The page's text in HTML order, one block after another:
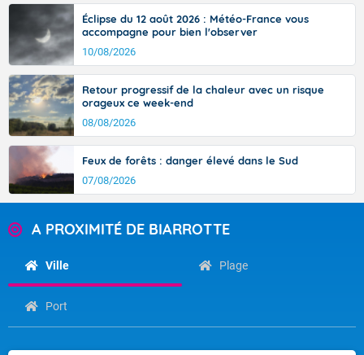
Éclipse du 12 août 2026 : Météo-France vous
accompagne pour bien l'observer
10/08/2026
Retour progressif de la chaleur avec un risque
orageux ce week-end
08/08/2026
Feux de forêts : danger élevé dans le Sud
07/08/2026
A PROXIMITÉ DE BIARROTTE
Ville Plage
Port